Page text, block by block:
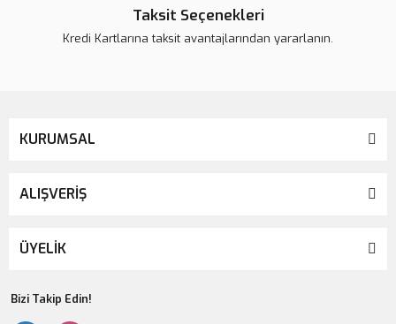
Taksit Seçenekleri
Kredi Kartlarına taksit avantajlarından yararlanın.
KURUMSAL
ALIŞVERİŞ
ÜYELİK
Bizi Takip Edin!